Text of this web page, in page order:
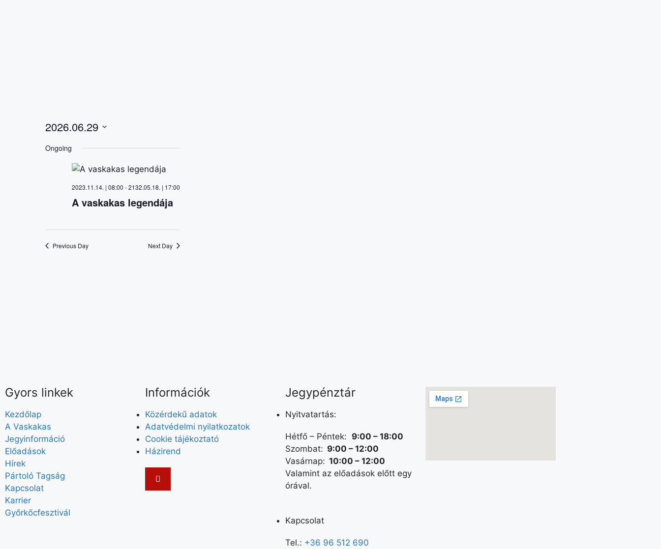
2026.06.29
e
e
Ongoing
2023.11.14. | 08:00 -2132.05.18. | 17:00
A vaskakas legendája
Previous Day Next Day
Gyors linkek
Kezdőlap
A Vaskakas
Jegyinformáció
Előadások
Hírek
Pártoló Tagság
Kapcsolat
Karrier
Győrkőcfesztivál
Információk
Közérdekű adatok
Adatvédelmi nyilatkozatok
Cookie tájékoztató
Házirend
Jegypénztár
Nyitvatartás:
Hétfő – Péntek: 9:00 – 18:00
Szombat: 9:00 – 12:00
Vasárnap: 10:00 – 12:00
Valamint az előadások előtt egy
órával.
Kapcsolat
Tel.: +36 96 512 690